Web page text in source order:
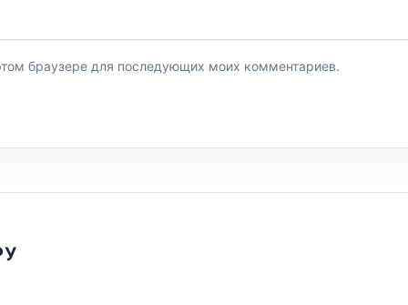
браузере для последующих моих комментариев.